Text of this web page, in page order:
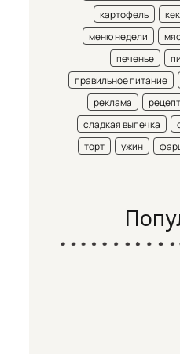
картофель
меню недели
печенье
правильное питание
реклама
сладкая выпечка
торт
ужин